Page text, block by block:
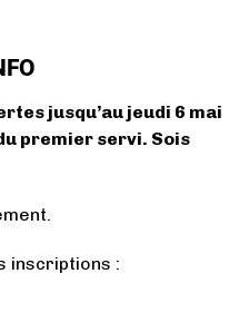
jusqu’au jeudi 6 mai
premier servi. Sois
inscriptions :